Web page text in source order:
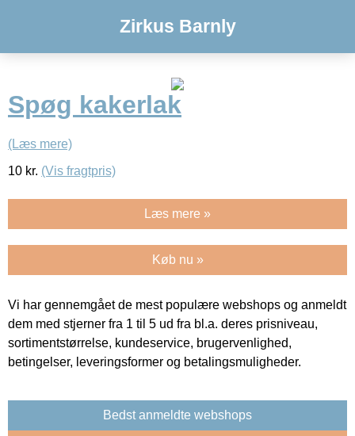
Zirkus Barnly
Spøg kakerlak
(Læs mere)
10 kr. (Vis fragtpris)
Læs mere »
Køb nu »
Vi har gennemgået de mest populære webshops og anmeldt
dem med stjerner fra 1 til 5 ud fra bl.a. deres prisniveau,
sortimentstørrelse, kundeservice, brugervenlighed,
betingelser, leveringsformer og betalingsmuligheder.
Bedst anmeldte webshops